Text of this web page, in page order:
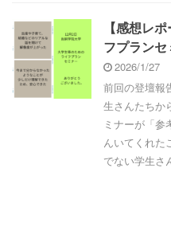
【感想レ
フプラン
2026/1/27
前回の登壇報
生さんたちか
ミナーが「参
んいてくれた
でない学生さ